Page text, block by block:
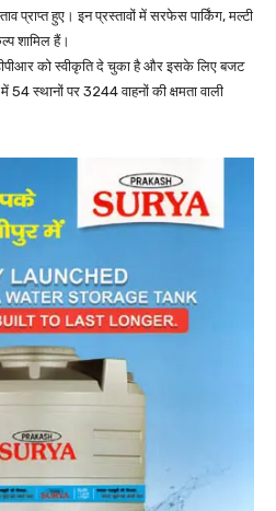
प्राप्त हुए। इन प्रस्तावों में सरफेस पार्किंग, मल्टी
शामिल हैं।
को स्वीकृति दे चुका है और इसके लिए बजट
स्थानों पर 3244 वाहनों की क्षमता वाली